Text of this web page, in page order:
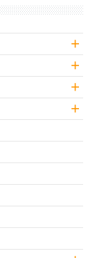
+
+
+
+